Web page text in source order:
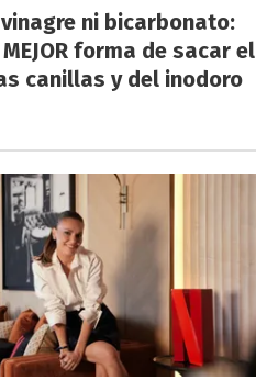
ni bicarbonato:
forma de sacar el
canillas y del inodoro